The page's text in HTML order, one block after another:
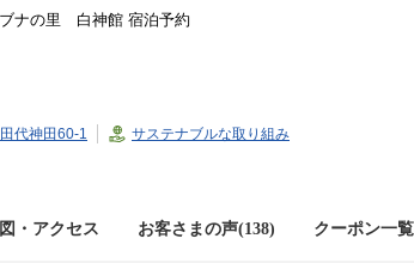
ナの里 白神館 宿泊予約
代神田60-1 サステナブルな取り組み
・アクセス お客さまの声(138) クーポン一覧